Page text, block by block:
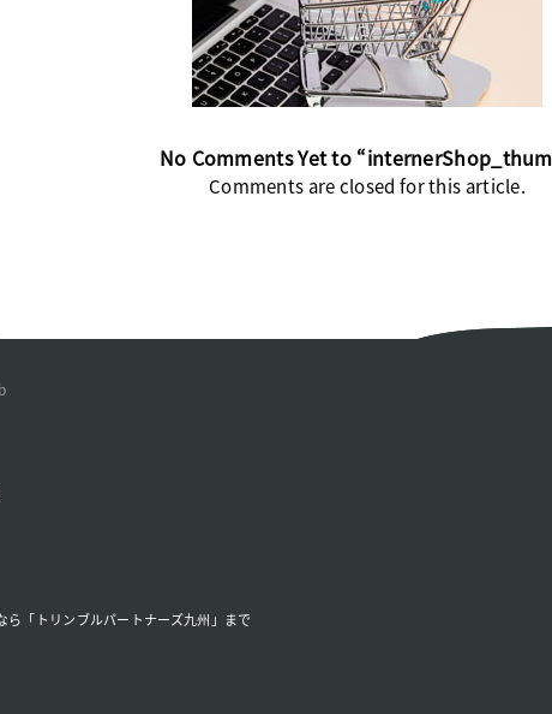
No Comments Yet to
Comments are closed for this article.
「トリンブルパートナーズ九州」まで